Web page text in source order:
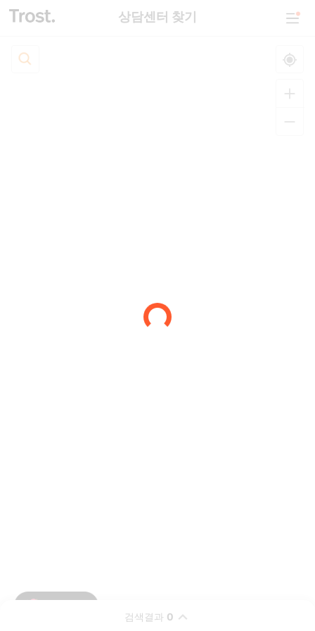
상담센터 찾기
검색결과 0